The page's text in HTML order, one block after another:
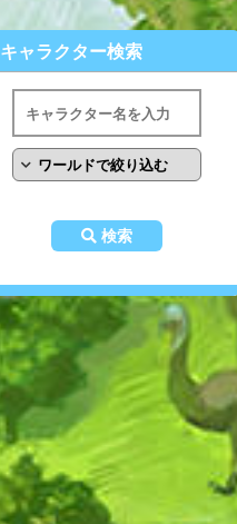
キャラクター検索
検索